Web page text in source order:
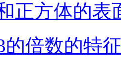
正方体的表
的倍数的特